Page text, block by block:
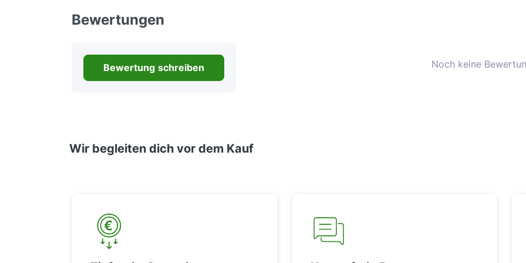
Bewertungen
Bewertung schreiben Noch keine
Wir begleiten dich vor dem Kauf